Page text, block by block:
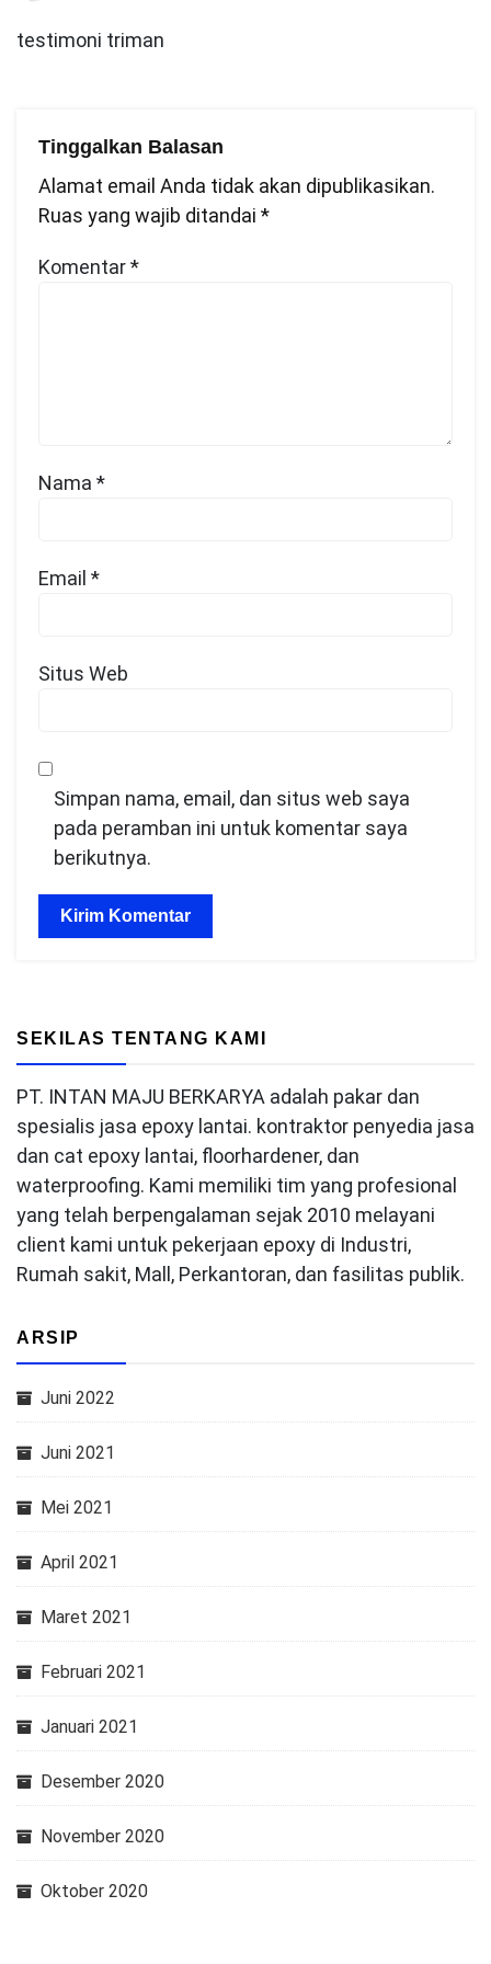
testimoni triman
Tinggalkan Balasan
Alamat email Anda tidak akan dipublikasikan.
Ruas yang wajib ditandai *
Komentar*
Nama *
Email *
Situs Web
Simpan nama, email, dan situs web saya
pada peramban ini untuk komentar saya
berikutnya.
SEKILAS TENTANG KAMI
PT. INTAN MAJU BERKARYA adalah pakar dan
spesialis jasa epoxy lantai. kontraktor penyedia jasa
dan cat epoxy lantai, floorhardener, dan
waterproofing. Kami memiliki tim yang profesional
yang telah berpengalaman sejak 2010 melayani
client kami untuk pekerjaan epoxy di Industri,
Rumah sakit, Mall, Perkantoran, dan fasilitas publik.
ARSIP
Juni 2022
Juni 2021
Mei 2021
April 2021
Maret 2021
Februari 2021
Januari 2021
Desember 2020
November 2020
Oktober 2020